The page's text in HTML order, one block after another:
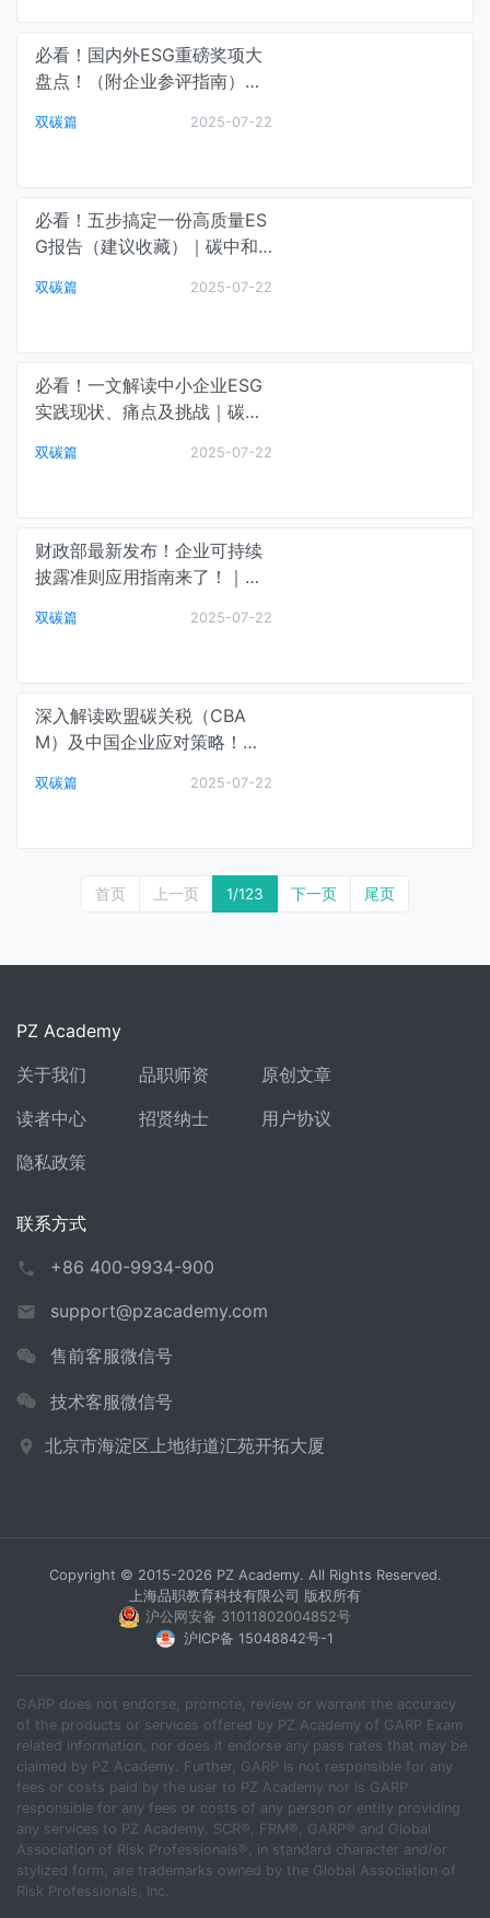
必看！国内外ESG重磅奖项大
盘点！（附企业参评指南）｜
双碳篇 2025-07-22
必看！五步搞定一份高质量ES
G报告（建议收藏）｜碳中和
双碳篇 2025-07-22
必看！一文解读中小企业ESG
实践现状、痛点及挑战｜碳中
双碳篇 2025-07-22
财政部最新发布！企业可持续
披露准则应用指南来了！｜碳
双碳篇 2025-07-22
深入解读欧盟碳关税（CBA
M）及中国企业应对策略！｜
双碳篇 2025-07-22
首页 上一页 1/123 下一页 尾页
PZ Academy
关于我们
品职师资
原创文章
读者中心
招贤纳士
用户协议
隐私政策
联系方式
+86 400-9934-900
support@pzacademy.com
售前客服微信号
技术客服微信号
北京市海淀区上地街道汇苑开拓大厦
沪公网安备 31011802004852号
沪ICP备 15048842号-1
Copyright © 2015-2026 PZ Academy. All Rights Reserved.
上海品职教育科技有限公司 版权所有
GARP does not endorse, promote, review or warrant the accuracy
of the products or services offered by PZ Academy of GARP Exam
related information, nor does it endorse any pass rates that may be
claimed by PZ Academy. Further, GARP is not responsible for any
fees or costs paid by the user to PZ Academy nor is GARP
responsible for any fees or costs of any person or entity providing
any services to PZ Academy. SCR®, FRM®, GARP® and Global
Association of Risk Professionals®, in standard character and/or
stylized form, are trademarks owned by the Global Association of
Risk Professionals, Inc.